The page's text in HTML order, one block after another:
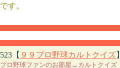
です。
523【 ９９プロ野球カルトクイズ
プロ野球ファンのお部屋→カルトクイズ